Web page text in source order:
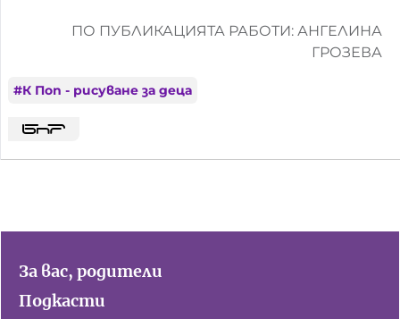
ПО ПУБЛИКАЦИЯТА РАБОТИ: АНГЕЛИНА
ГРОЗЕВА
#К Поп - рисуване за деца
За вас, родители
Подкасти